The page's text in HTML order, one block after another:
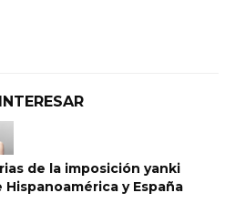
de la imposición yanki
Hispanoamérica y España